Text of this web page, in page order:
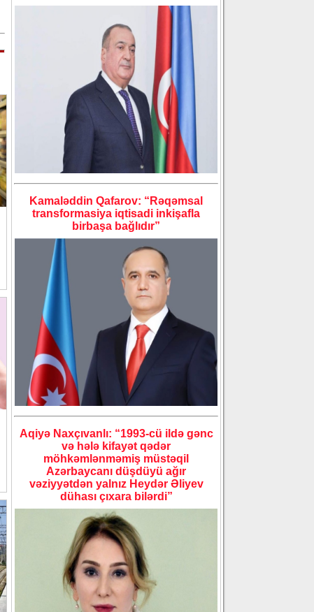
Kamaləddin Qafarov: “Rəqəmsal
transformasiya iqtisadi inkişafla
birbaşa bağlıdır”
Aqiyə Naxçıvanlı: “1993-cü ildə gənc
və hələ kifayət qədər
möhkəmlənməmiş müstəqil
Azərbaycanı düşdüyü ağır
vəziyyətdən yalnız Heydər Əliyev
dühası çıxara bilərdi”